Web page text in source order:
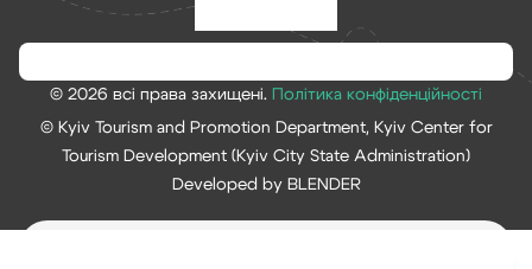
Developed by BLENDER
© 2026 всі права захищені. Політика конфіденційності
© Kyiv Tourism and Promotion Department, Kyiv Center for
Tourism Development (Kyiv City State Administration)